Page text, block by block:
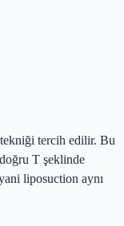
tercih edilir. Bu
T şeklinde
liposuction aynı